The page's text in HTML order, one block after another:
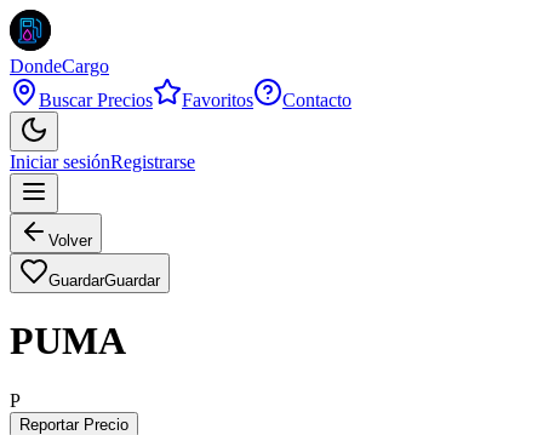
DondeCargo
Buscar Precios
Favoritos Contacto
Iniciar sesiónRegistrarse
Volver
GuardarGuardar
PUMA
P
Reportar Precio